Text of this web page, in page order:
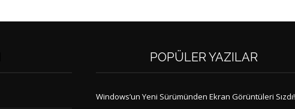
POPÜLER YAZILAR
Windows’un Yeni Sürümünden Ekran Görüntüleri Sızdı!